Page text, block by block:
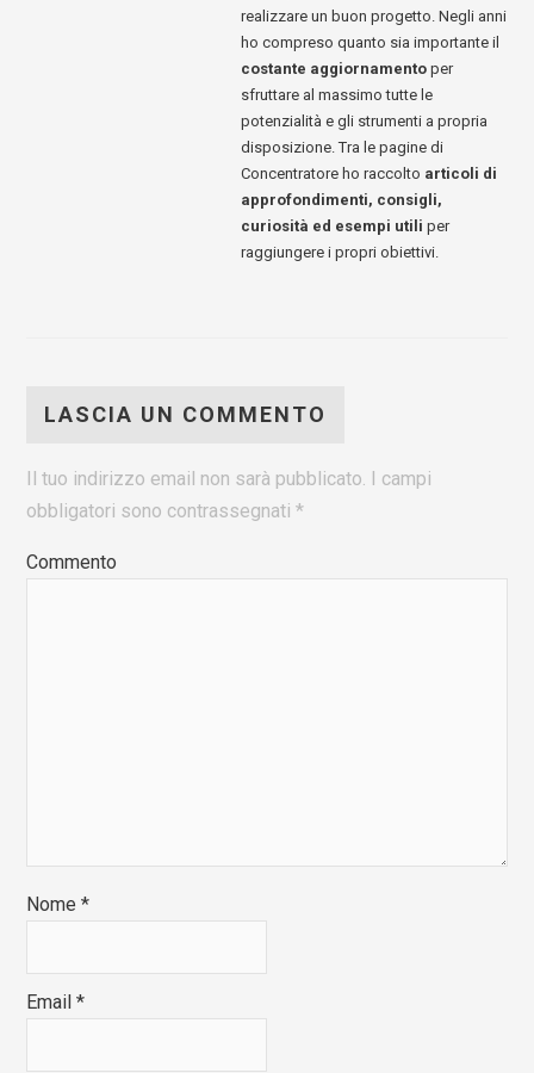
realizzare un buon progetto. Negli anni
ho compreso quanto sia importante il
costante aggiornamentoper
sfruttare al massimo tutte le
potenzialità e gli strumenti a propria
disposizione. Tra le pagine di
Concentratore ho raccolto articoli di
approfondimenti, consigli,
curiosità ed esempi utili per
raggiungere i propri obiettivi.
LASCIA UN COMMENTO
Il tuo indirizzo email non sarà pubblicato. I campi
obbligatori sono contrassegnati*
Commento
Nome*
Email*